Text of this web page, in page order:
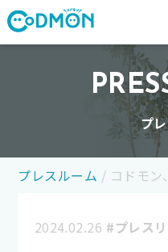
プ
プレスルーム / コドモ
2024.02.26 #プレス